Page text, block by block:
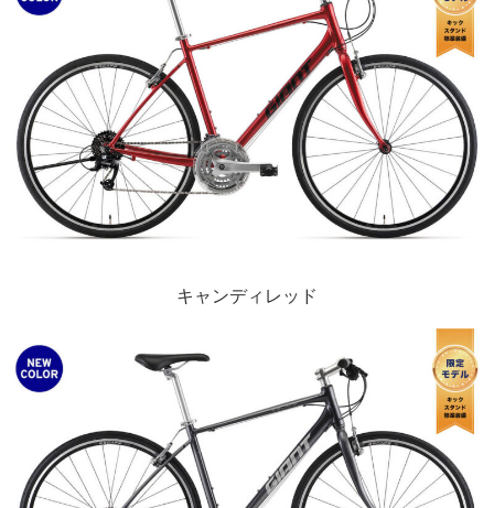
キャンディレッド